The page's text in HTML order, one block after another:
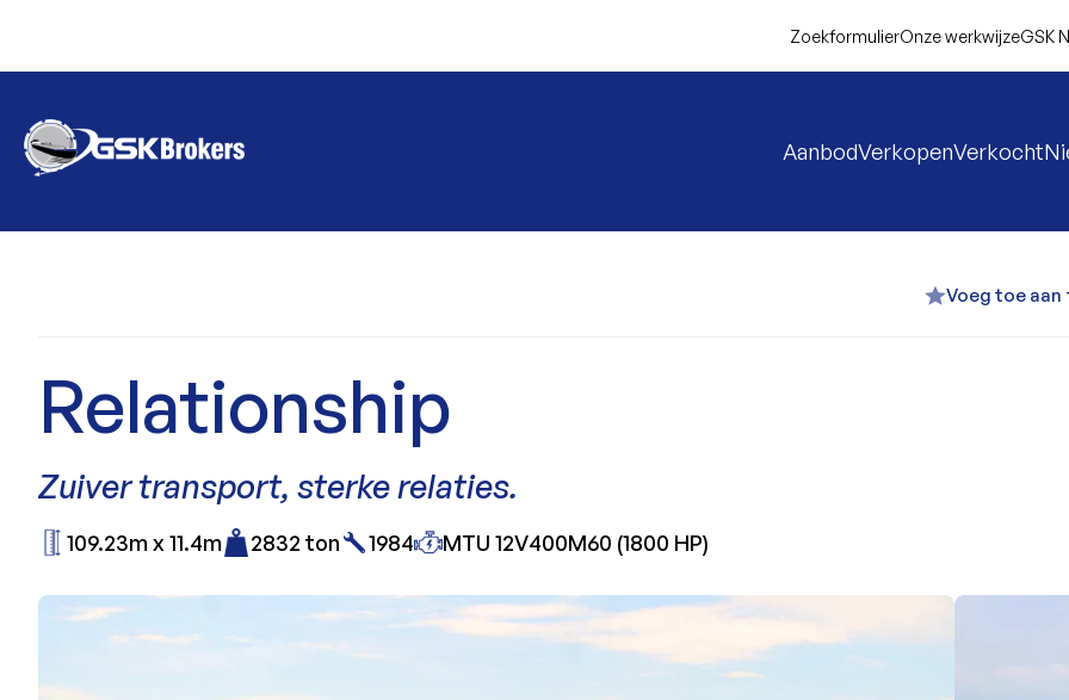
ZoekformulierOnze werkwijzeGSK
AanbodVerkopenVerkocht
Voeg toe
Relationship
Zuiver transport, sterke relaties.
109.23m x 11.4m 2832 ton 1984 MTU 12V400M60 (1800 HP)